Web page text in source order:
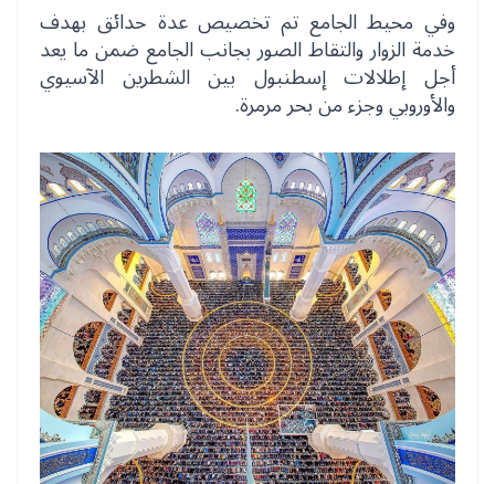
وفي محيط الجامع تم تخصيص عدة حدائق بهدف
خدمة الزوار والتقاط الصور بجانب الجامع ضمن ما يعد
أجل إطلالات إسطنبول بين الشطرين الآسيوي
والأوروبي وجزء من بحر مرمرة.